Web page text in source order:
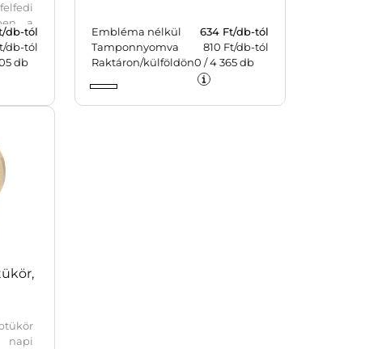
a
teszi,
vagy
db-tól
db-tól
db
Embléma nélkül 634Ft/db-tól
Tamponnyomva
810 Ft/db-tól
Raktáron/külföldön0 /4 365db